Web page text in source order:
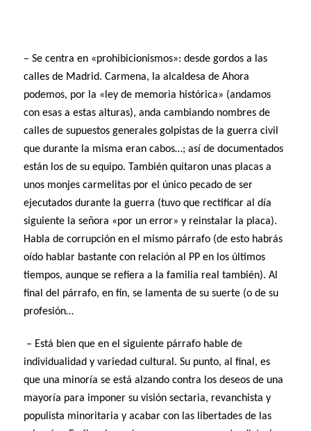
– Se centra en «prohibicionismos»: desde gordos a las
calles de Madrid. Carmena, la alcaldesa de Ahora
podemos, por la «ley de memoria histórica» (andamos
con esas a estas alturas), anda cambiando nombres de
calles de supuestos generales golpistas de la guerra civil
que durante la misma eran cabos…; así de documentados
están los de su equipo. También quitaron unas placas a
unos monjes carmelitas por el único pecado de ser
ejecutados durante la guerra (tuvo que rectificar al día
siguiente la señora «por un error» y reinstalar la placa).
Habla de corrupción en el mismo párrafo (de esto habrás
oído hablar bastante con relación al PP en los últimos
tiempos, aunque se refiera a la familia real también). Al
final del párrafo, en fin, se lamenta de su suerte (o de su
profesión…
– Está bien que en el siguiente párrafo hable de
individualidad y variedad cultural. Su punto, al final, es
que una minoría se está alzando contra los deseos de una
mayoría para imponer su visión sectaria, revanchista y
populista minoritaria y acabar con las libertades de las